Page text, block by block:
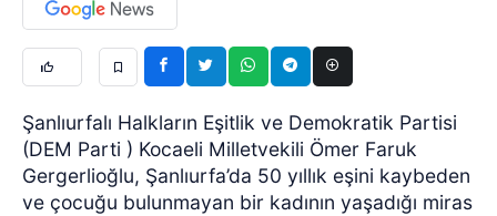
Şanlıurfalı Halkların Eşitlik ve Demokratik Partisi
(DEM Parti ) Kocaeli Milletvekili Ömer Faruk
Gergerlioğlu, Şanlıurfa’da 50 yıllık eşini kaybeden
ve çocuğu bulunmayan bir kadının yaşadığı miras